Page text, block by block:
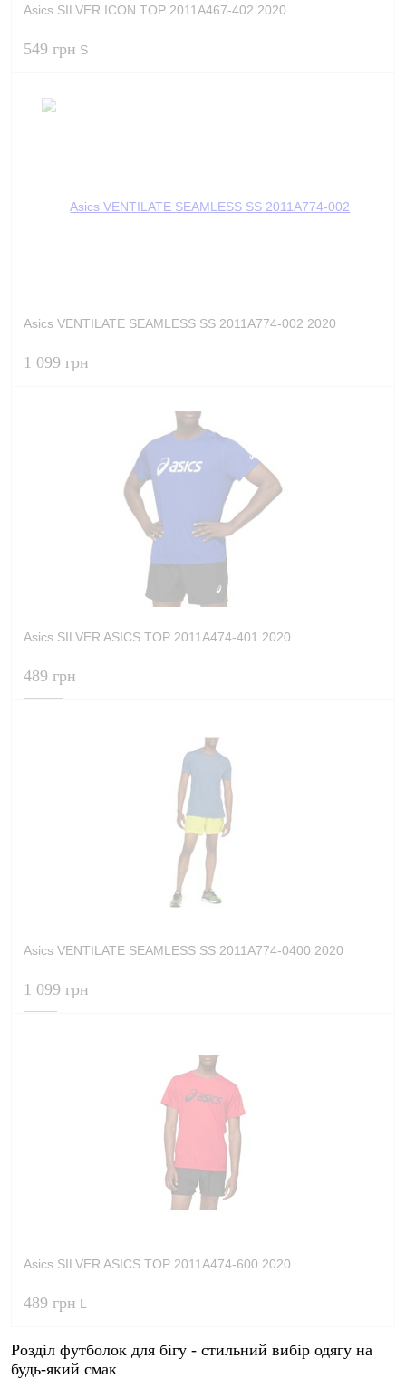
Asics SILVER ICON TOP 2011A467-402 2020
549 грн S
Asics VENTILATE SEAMLESS SS 2011A774-002 2020
1 099 грн
Asics SILVER ASICS TOP 2011A474-401 2020
489 грн
Asics VENTILATE SEAMLESS SS 2011A774-0400 2020
1 099 грн
Asics SILVER ASICS TOP 2011A474-600 2020
489 грн L
Розділ футболок для бігу - стильний вибір одягу на
будь-який смак